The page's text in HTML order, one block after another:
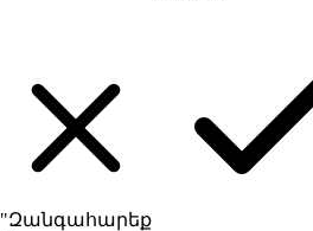
"Զանգահարեք